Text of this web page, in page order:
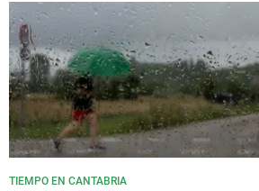
TIEMPO EN CANTABRIA